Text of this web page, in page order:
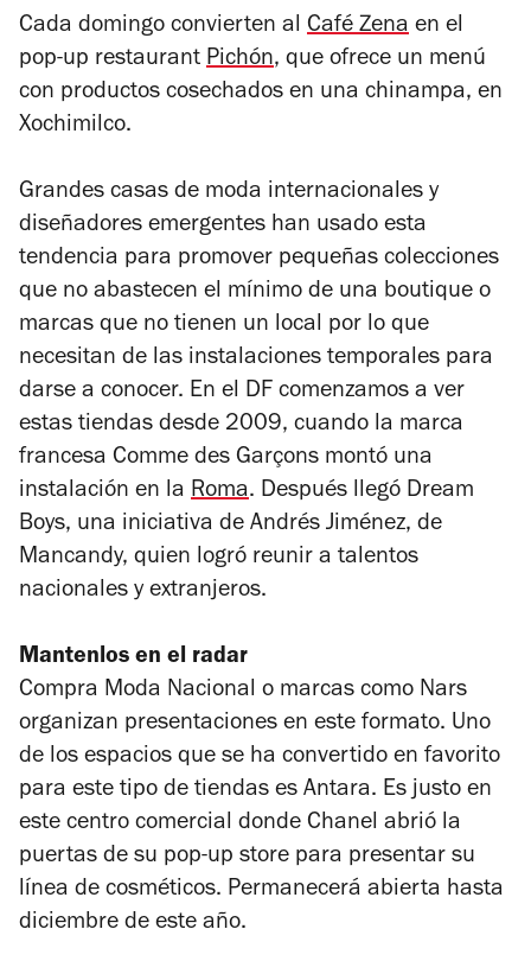
Cada domingo convierten al Café Zena en el
pop-up restaurant Pichón, que ofrece un menú
con productos cosechados en una chinampa, en
Xochimilco.
Grandes casas de moda internacionales y
diseñadores emergentes han usado esta
tendencia para promover pequeñas colecciones
que no abastecen el mínimo de una boutique o
marcas que no tienen un local por lo que
necesitan de las instalaciones temporales para
darse a conocer. En el DF comenzamos a ver
estas tiendas desde 2009, cuando la marca
francesa Comme des Garçons montó una
instalación en la Roma. Después llegó Dream
Boys, una iniciativa de Andrés Jiménez, de
Mancandy, quien logró reunir a talentos
nacionales y extranjeros.
Mantenlos en el radar
Compra Moda Nacional o marcas como Nars
organizan presentaciones en este formato. Uno
de los espacios que se ha convertido en favorito
para este tipo de tiendas es Antara. Es justo en
este centro comercial donde Chanel abrió la
puertas de su pop-up store para presentar su
línea de cosméticos. Permanecerá abierta hasta
diciembre de este año.